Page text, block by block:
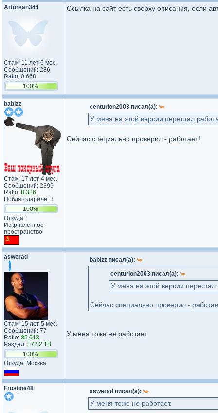
Artursan344
Стаж: 11 лет 6 мес.
Сообщений: 286
Ratio: 0.668
100%
Ссылка на сайт есть сверху описания, если
bablzz
Стаж: 17 лет 4 мес.
Сообщений: 2399
Ratio: 8.326
Поблагодарили: 3
100%
Откуда:
Искривлённое
пространство
centurion2003 писал(а):
У меня на этой версии перестал
Сейчас специально проверил - работает!
aswerad
Стаж: 15 лет 5 мес.
Сообщений: 77
Ratio: 85.013
Раздал: 172.2 TB
100%
Откуда: Москва
bablzz писал(а):
centurion2003 писал(а):
У меня на этой версии перестал
Сейчас специально проверил -
У меня тоже не работает.
Frostine48 aswerad писал(а):
У меня тоже не работает.